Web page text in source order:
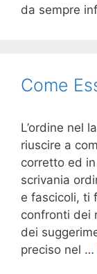
da sempre
Come
L’ordine nel
riuscire a
corretto ed
scrivania
e fascicoli, ti
confronti dei
dei
preciso nel …